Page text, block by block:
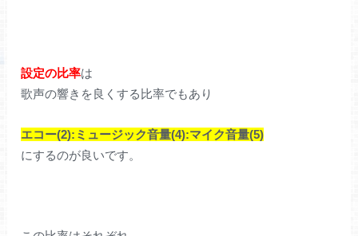
設定の比率は
歌声の響きを良くする比率でもあり
エコー(2):ミュージック音量(4):マイク音量(5)
にするのが良いです。